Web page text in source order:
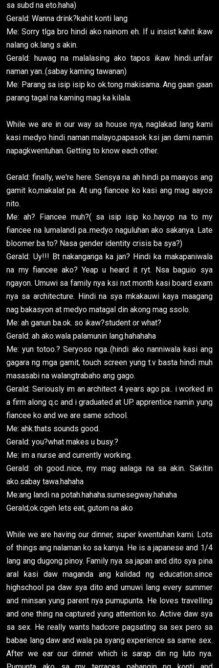
sa subd na eto.haha)
Gerald: Wanna drink?kahit konti lang
Me: Sorry tlga bro hindi ako nainom eh. If u insist kahit ikaw
nalang ok.lang s akin.
Gerald: huwag na malalasing ako tapos ikaw hindi..unfair
naman yan..(sabay kaming tawanan)
Me: Parang sa isip isip ko ok.tong makisama. Ang gaan gaan
parang tagal na kaming mag ka kilala.
While we are in our way sa house nya, naglakad lang kami
kasi medyo hindi naman malayo,papasok ksi jan dami namin
napagkwentuhan. Getting to know each other.
Gerald: finally, we're here. Sensya na ah hindi pa maayos ang
gamit ko,makalat pa. At ung fiancee ko kasi ang mag aayos
nito.
Me: ah? Fiancee muh?( sa isip isip ko..hayop na to my
fiancee na lumalandi pa..medyo naguluhan ako sakanya. Late
bloomer ba to? Nasa gender identity crisis ba sya?)
Gerald: Uy!!! Bt nakanganga ka jan? Hindi ka makapaniwala
na my fiancee ako? Yeap u heard it ryt. Nsa baguio sya
ngayon. Umuwi sa family nya ksi nxt month kasi board exam
nya sa architecture. Hindi na sya mkakauwi kaya maagang
nag bakasyon at medyo matagal din akong mag ssolo.
Me: ah ganun ba.ok. so ikaw?student or what?
Gerald: ah ako.wala palamunin lang.hahahaha
Me: yun totoo.? Seryoso nga..(hindi ako nanniwala kasi ang
gagara ng mga gamit, touch screen yung t.v basta hindi muh
masasabi na walangtrabaho ang gago.
Gerald: Seriously im an architect 4 years ago pa.. i worked in
a firm along q.c and i graduated at UP. apprentice namin yung
fiancee ko and we are same school.
Me: ahk.thats sounds good.
Gerald: you?what makes u busy.?
Me: im a nurse and currently working.
Gerald: oh good..nice, my mag aalaga na sa akin. Sakitin
ako.sabay tawa.hahaha
Me:ang landi na potah.hahaha.sumesegway.hahaha
Gerald;ok.cgeh lets eat, gutom na ako
While we are having our dinner, super kwentuhan kami. Lots
of things ang nalaman ko sa kanya. He is a japanese and 1/4
lang ang dugong pinoy. Family nya sa japan and dito sya pina
aral kasi daw maganda ang kalidad ng education.since
highschool pa daw sya dito and umuwi lang every summer
and minsan yung parent nya pumupunta. He loves travelling
and one thing na captured yung attention ko. Active daw sya
sa sex. He really wants hadcore pagsating sa sex pero sa
babae lang daw and wala pa syang experience sa same sex.
After we ear our dinner which is sarap din ng luto nya.